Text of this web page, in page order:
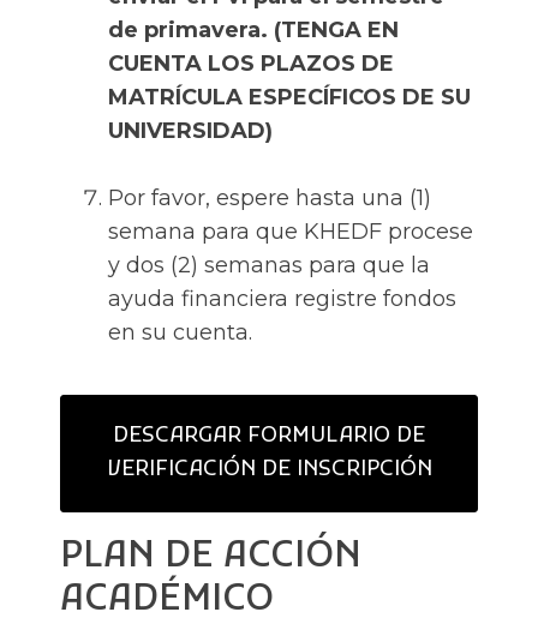
de primavera. (TENGA EN
CUENTA LOS PLAZOS DE
MATRÍCULA ESPECÍFICOS DE SU
UNIVERSIDAD)
Por favor, espere hasta una (1)
semana para que KHEDF procese
y dos (2) semanas para que la
ayuda financiera registre fondos
en su cuenta.
DESCARGAR FORMULARIO DE
VERIFICACIÓN DE INSCRIPCIÓN
PLAN DE ACCIÓN
ACADÉMICO